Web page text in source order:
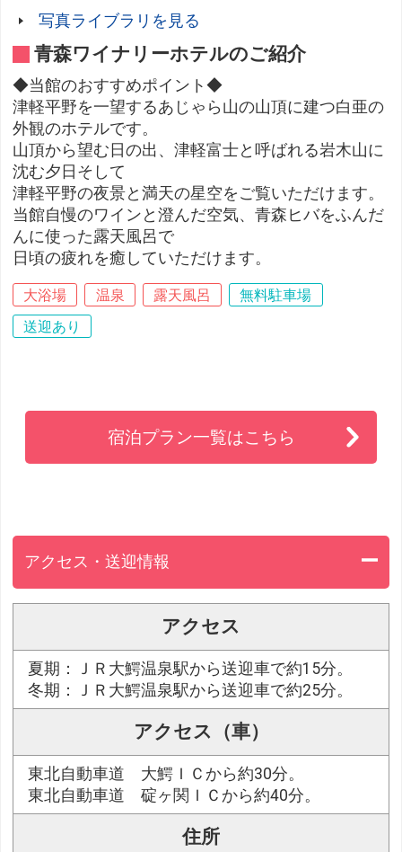
写真ライブラリを見る
青森ワイナリーホテルのご紹介
◆当館のおすすめポイント◆
津軽平野を一望するあじゃら山の山頂に建つ白亜の
外観のホテルです。
山頂から望む日の出、津軽富士と呼ばれる岩木山に
沈む夕日そして
津軽平野の夜景と満天の星空をご覧いただけます。
当館自慢のワインと澄んだ空気、青森ヒバをふんだ
んに使った露天風呂で
日頃の疲れを癒していただけます。
大浴場 温泉 露天風呂
無料駐車場
送迎あり
宿泊プラン一覧はこちら
アクセス・送迎情報
アクセス
夏期：ＪＲ大鰐温泉駅から送迎車で約15分。
冬期：ＪＲ大鰐温泉駅から送迎車で約25分。
アクセス（車）
東北自動車道 大鰐ＩＣから約30分。
東北自動車道 碇ヶ関ＩＣから約40分。
住所